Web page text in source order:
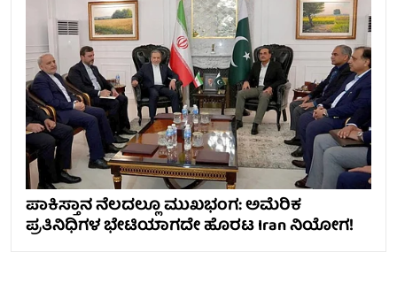
ಪಾಕಿಸ್ತಾನ ನೆಲದಲ್ಲೂ ಮುಖಭಂಗ: ಅಮೆರಿಕ
ಪ್ರತಿನಿಧಿಗಳ ಭೇಟಿಯಾಗದೇ ಹೊರಟ Iran ನಿಯೋಗ!